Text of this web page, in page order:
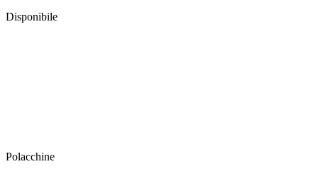
Disponibile
Polacchine